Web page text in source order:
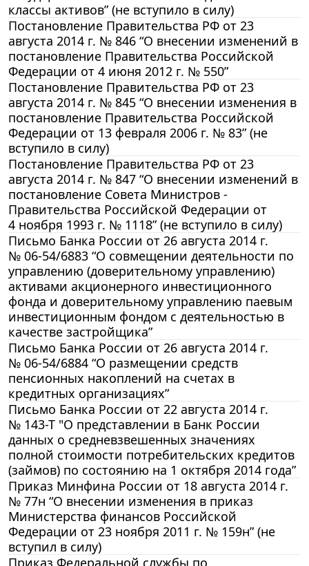
классы активов” (не вступило в силу)
Постановление Правительства РФ от 23
августа 2014 г. № 846 “О внесении изменений в
постановление Правительства Российской
Федерации от 4 июня 2012 г. № 550”
Постановление Правительства РФ от 23
августа 2014 г. № 845 “О внесении изменения в
постановление Правительства Российской
Федерации от 13 февраля 2006 г. № 83” (не
вступило в силу)
Постановление Правительства РФ от 23
августа 2014 г. № 847 “О внесении изменений в
постановление Совета Министров -
Правительства Российской Федерации от
4 ноября 1993 г. № 1118” (не вступило в силу)
Письмо Банка России от 26 августа 2014 г.
№ 06-54/6883 “О совмещении деятельности по
управлению (доверительному управлению)
активами акционерного инвестиционного
фонда и доверительному управлению паевым
инвестиционным фондом с деятельностью в
качестве застройщика”
Письмо Банка России от 26 августа 2014 г.
№ 06-54/6884 “О размещении средств
пенсионных накоплений на счетах в
кредитных организациях”
Письмо Банка России от 22 августа 2014 г.
№ 143-Т "О представлении в Банк России
данных о средневзвешенных значениях
полной стоимости потребительских кредитов
(займов) по состоянию на 1 октября 2014 года”
Приказ Минфина России от 18 августа 2014 г.
№ 77н “О внесении изменения в приказ
Министерства финансов Российской
Федерации от 23 ноября 2011 г. № 159н” (не
вступил в силу)
Приказ Федеральной службы по